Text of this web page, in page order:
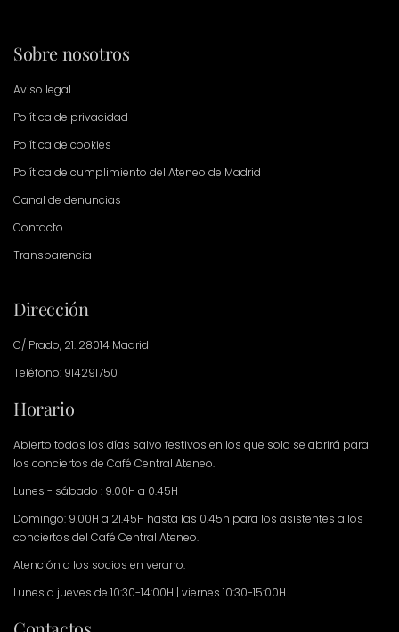
Sobre nosotros
Aviso legal
Política de privacidad
Política de cookies
Política de cumplimiento del Ateneo de Madrid
Canal de denuncias
Contacto
Transparencia
Dirección
C/ Prado, 21. 28014 Madrid
Teléfono: 914291750
Horario
Abierto todos los días salvo festivos en los que solo se abrirá para
los conciertos de Café Central Ateneo.
Lunes - sábado : 9.00H a 0.45H
Domingo: 9.00H a 21.45H hasta las 0.45h para los asistentes a los
conciertos del Café Central Ateneo.
Atención a los socios en verano:
Lunes a jueves de 10:30-14:00H | viernes 10:30-15:00H